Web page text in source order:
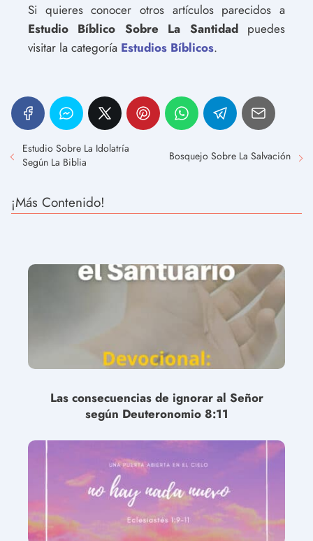
Si quieres conocer otros artículos parecidos a
Estudio Bíblico Sobre La Santidadpuedes
visitar la categoría Estudios Bíblicos.
Estudio Sobre La Idolatría
Según La Biblia
Bosquejo Sobre La Salvación
¡Más Contenido!
Las consecuencias de ignorar al Señor
según Deuteronomio 8:11